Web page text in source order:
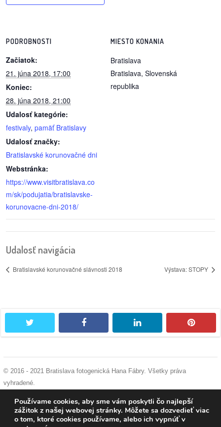
PODROBNOSTI
Začiatok:
21. júna 2018, 17:00
Koniec:
28. júna 2018, 21:00
Udalosť kategórie:
festivaly, pamäť Bratislavy
Udalosť značky:
Bratislavské korunovačné dni
Webstránka:
https://www.visitbratislava.co
m/sk/podujatia/bratislavske-
korunovacne-dni-2018/
MIESTO KONANIA
Bratislava
Bratislava, Slovenská
republika
Udalosť navigácia
Bratislavské korunovačné slávnosti 2018 Výstava: STOPY
facebook linkedin
© 2016 - 2021 Bratislava fotogenická Hana Fábry. Všetky práva
vyhradené.
cookies
Používame cookies, aby sme vám poskytli čo najlepší
zážitok z našej webovej stránky. Môžete sa dozvedieť viac
o tom, ktoré cookies používame, alebo ich vypnúť v